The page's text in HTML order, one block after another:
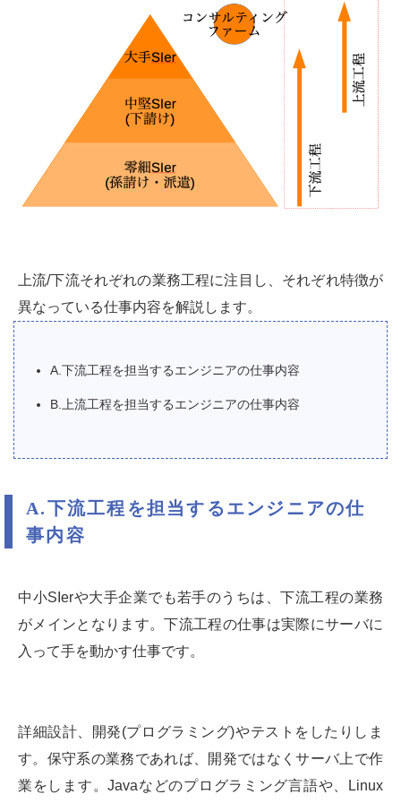
上流/下流それぞれの業務工程に注目し、それぞれ特徴が
異なっている仕事内容を解説します。
A.下流工程を担当するエンジニアの仕事内容
B.上流工程を担当するエンジニアの仕事内容
A.下流工程を担当するエンジニアの仕
事内容
中小SIerや大手企業でも若手のうちは、下流工程の業務
がメインとなります。下流工程の仕事は実際にサーバに
入って手を動かす仕事です。
詳細設計、開発(プログラミング)やテストをしたりしま
す。保守系の業務であれば、開発ではなくサーバ上で作
業をします。Javaなどのプログラミング言語や、Linux